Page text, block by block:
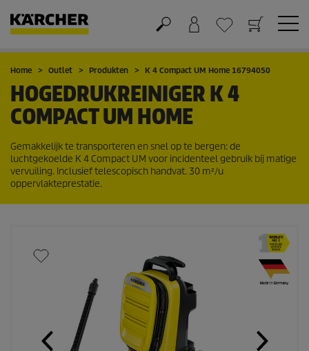
Winkelwagen
Wensenlijstje
Home Outlet Produkten K 4 Compact UM Home 16794050
HOGEDRUKREINIGER K 4
COMPACT UM HOME
Gemakkelijk te transporteren en snel op te bergen: de
luchtgekoelde K 4 Compact UM voor incidenteel gebruik bij matige
vervuiling. Inclusief telescopisch handvat. 30 m²/u
oppervlakteprestatie.